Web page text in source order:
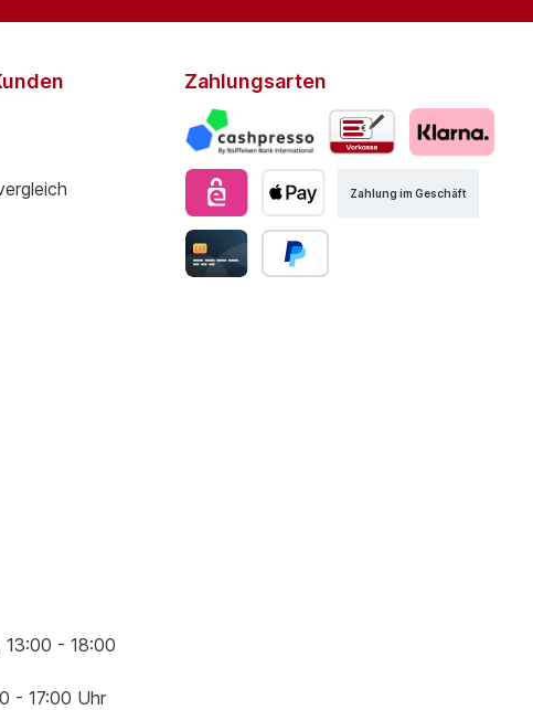
Zahlungsarten
Zahlung im Geschäft
- 18:00
- 17:00 Uhr